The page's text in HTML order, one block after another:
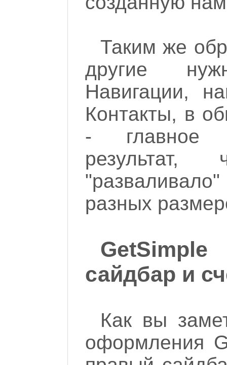
Таким же
другие
Навигации,
Контакты, в
- главное
разных
сайдбар и
Как вы
оформления